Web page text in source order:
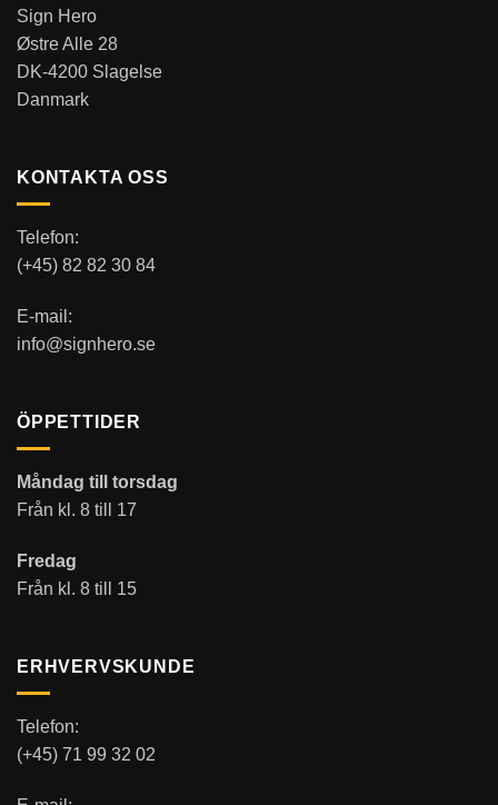
Sign Hero
Østre Alle 28
DK-4200 Slagelse
Danmark
KONTAKTA OSS
Telefon:
(+45) 82 82 30 84
E-mail:
info@signhero.se
ÖPPETTIDER
Måndag till torsdag
Från kl. 8 till 17
Fredag
Från kl. 8 till 15
ERHVERVSKUNDE
Telefon:
(+45) 71 99 32 02